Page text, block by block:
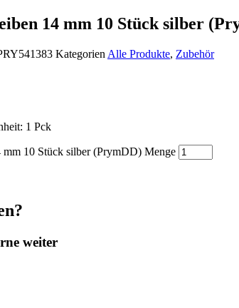
14 mm 10 Stück silber
Kategorien Alle Produkte, Zubehör
1 Pck
mm 10 Stück silber (PrymDD) Menge
weiter